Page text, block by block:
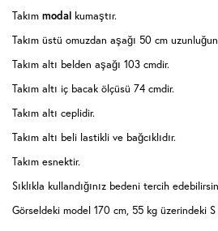
Takım modal kumaştır.
Takım üstü omuzdan aşağı 50 cm
Takım altı belden aşağı 103 cmdir.
Takım altı iç bacak ölçüsü 74 cmdir.
Takım altı ceplidir.
Takım altı beli lastikli ve bağcıklıdır.
Takım esnektir.
Sıklıkla kullandığınız bedeni tercih
Görseldeki model 170 cm, 55 kg üzerindeki